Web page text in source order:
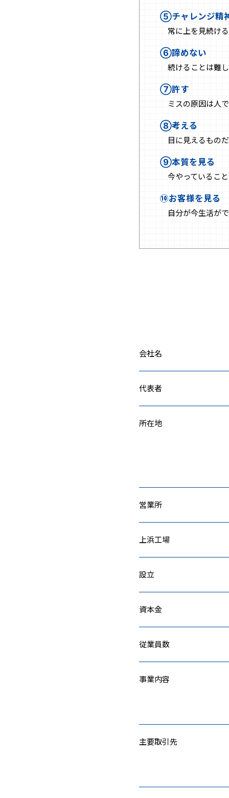
⑤チャレンジ精
常に上を見続け
⑥諦めない
続けることは難
⑦許す
ミスの原因は人
⑧考える
目に見えるもの
⑨本質を見る
今やっているこ
⑩お客様を見る
自分が今生活が
会社名
代表者
所在地
営業所
上浜工場
設立
資本金
従業員数
事業内容
主要取引先